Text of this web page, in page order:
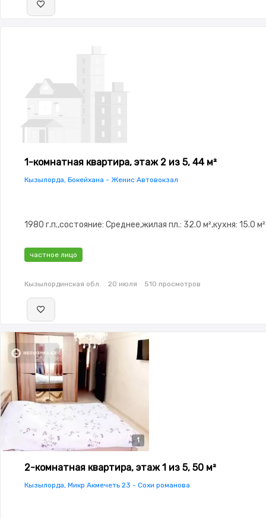
1-комнатная квартира, этаж 2 из 5, 44 м²
Кызылорда, Бокейхана - Женис Автовокзал
1980 г.п.,состояние: Среднее,жилая пл.: 32.0 м²,кухня: 15.0 м²
частное лицо
Кызылординская обл. 20 июля 510 просмотров
1
2-комнатная квартира, этаж 1 из 5, 50 м²
Кызылорда, Микр Акмечеть 23 - Сохи романова